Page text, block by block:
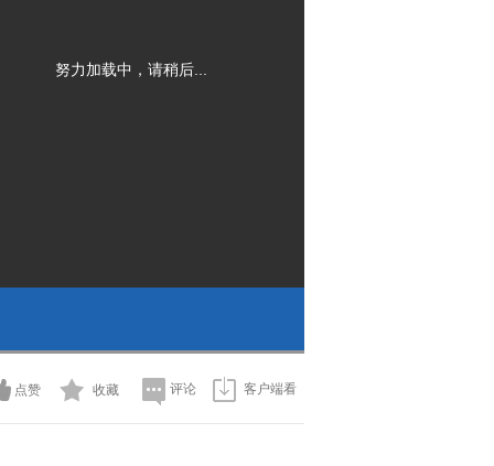
努力加载中，请稍后...
点赞 收藏 评论 客户端看